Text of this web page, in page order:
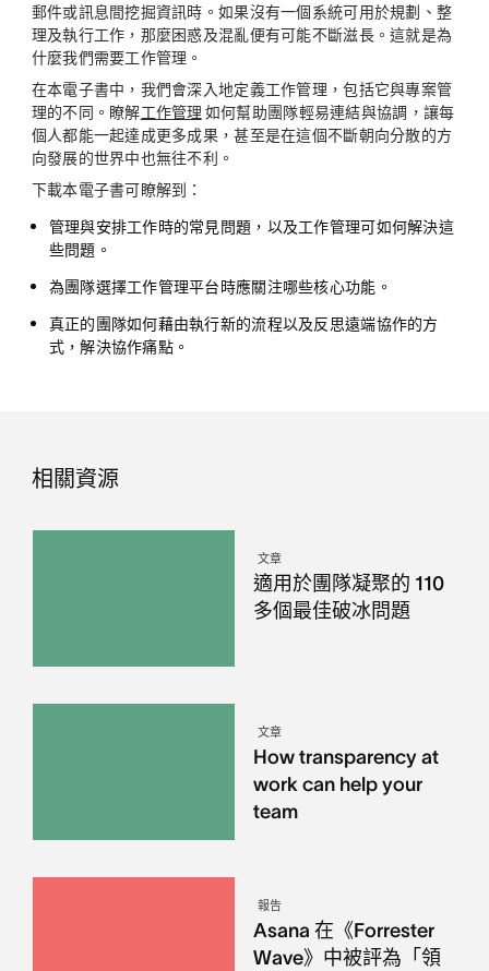
郵件或訊息間挖掘資訊時。如果沒有一個系統可用於規劃、整
理及執行工作，那麼困惑及混亂便有可能不斷滋長。這就是為
什麼我們需要工作管理。
在本電子書中，我們會深入地定義工作管理，包括它與專案管
理的不同。瞭解工作管理 如何幫助團隊輕易連結與協調，讓每
個人都能一起達成更多成果，甚至是在這個不斷朝向分散的方
向發展的世界中也無往不利。
下載本電子書可瞭解到：
管理與安排工作時的常見問題，以及工作管理可如何解決這
些問題。
為團隊選擇工作管理平台時應關注哪些核心功能。
真正的團隊如何藉由執行新的流程以及反思遠端協作的方
式，解決協作痛點。
相關資源
文章
適用於團隊凝聚的 110
多個最佳破冰問題
文章
How transparency at
work can help your
team
報告
Asana 在《Forrester
Wave》中被評為「領